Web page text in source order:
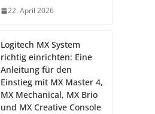
22. April 2026
Logitech MX System
richtig einrichten: Eine
Anleitung für den
Einstieg mit MX Master 4,
MX Mechanical, MX Brio
und MX Creative Console